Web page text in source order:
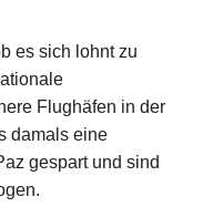
es sich lohnt zu
Flughäfen in der
damals eine
gespart und sind